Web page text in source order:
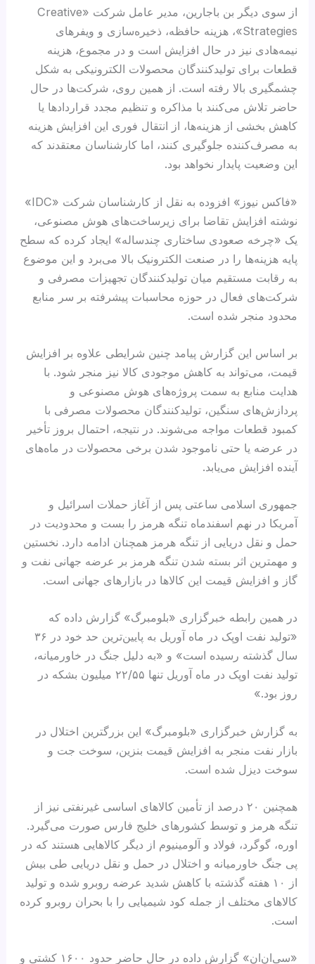
از سوی دیگر بن باجارین، مدیر عامل شرکت «Creative
Strategies»، هزینه حافظه، ذخیره‌سازی و ویفرهای
نیمه‌هادی نیز در حال افزایش است و در مجموع، هزینه
قطعات برای تولیدکنندگان محصولات الکترونیکی به شکل
چشمگیری بالا رفته است. از همین روی، شرکت‌ها در حال
حاضر تلاش می‌کنند با مذاکره و تنظیم مجدد قراردادها یا
کاهش بخشی از هزینه‌ها، از انتقال فوری این افزایش هزینه
به مصرف‌کننده جلوگیری کنند، اما کارشناسان معتقدند که
این وضعیت پایدار نخواهد بود.
«فاکس نیوز» افزوده به نقل از کارشناسان شرکت «IDC»
نوشته افزایش تقاضا برای زیرساخت‌های هوش مصنوعی،
یک «چرخه صعودی ساختاری چندساله» ایجاد کرده که سطح
پایه هزینه‌ها را در صنعت الکترونیک بالا می‌برد و این موضوع
به رقابت مستقیم میان تولیدکنندگان تجهیزات مصرفی و
شرکت‌های فعال در حوزه محاسبات پیشرفته بر سر منابع
محدود منجر شده است.
بر اساس این گزارش پیامد چنین شرایطی علاوه بر افزایش
قیمت، می‌تواند به کاهش موجودی کالا نیز منجر شود. با
هدایت منابع به سمت پروژه‌های هوش مصنوعی و
پردازش‌های سنگین، تولیدکنندگان محصولات مصرفی با
کمبود قطعات مواجه می‌شوند. در نتیجه، احتمال بروز تأخیر
در عرضه یا حتی ناموجود شدن برخی محصولات در ماه‌های
آینده افزایش می‌یابد.
جمهوری اسلامی ساعتی پس از آغاز حملات اسرائیل و
آمریکا در نهم اسفندماه تنگه هرمز را بست و محدودیت در
حمل و نقل دریایی از تنگه هرمز همچنان ادامه دارد. نخستین
و مهمترین اثر بسته شدن تنگه هرمز بر عرضه جهانی نفت و
گاز و افزایش قیمت این کالاها در بازارهای جهانی است.
در همین رابطه خبرگزاری «بلومبرگ» گزارش داده که
«تولید نفت اوپک در ماه آوریل به پایین‌ترین حد خود در ۳۶
سال گذشته رسیده است» و «به دلیل جنگ در خاورمیانه،
تولید نفت اوپک در ماه آوریل تنها ۲۲/۵۵ میلیون بشکه در
روز بود.»
به گزارش خبرگزاری «بلومبرگ» این بزرگترین اختلال در
بازار نفت منجر به افزایش قیمت بنزین، سوخت جت و
سوخت دیزل شده است.
همچنین ۲۰ درصد از تأمین کالاهای اساسی غیرنفتی نیز از
تنگه هرمز و توسط کشورهای خلیج فارس صورت می‌گیرد.
اوره، گوگرد، فولاد و آلومینیوم از دیگر کالاهایی هستند که در
پی جنگ خاورمیانه و اختلال در حمل و نقل دریایی طی بیش
از ۱۰ هفته گذشته با کاهش شدید عرضه روبرو شده و تولید
کالاهای مختلف از جمله کود شیمیایی را با بحران روبرو کرده
است.
«سی‌ان‌ان» گزارش داده در حال حاضر حدود ۱۶۰۰ کشتی و